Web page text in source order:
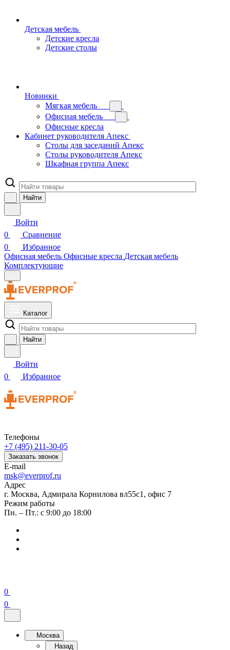
Детская мебель
Детские кресла
Детские столы
Новинки
Мягкая мебель
Офисная мебель
Офисные кресла
Кабинет руководителя Апекс
Столы для заседаний Апекс
Столы руководителя Апекс
Шкафная группа Апекс
Найти
Войти
0
Сравнение
0
Избранное
Офисная мебель Офисные кресла Детская мебель
Комплектующие
Каталог
Найти
Войти
0
Избранное
Телефоны
+7 (495) 211-30-05
Заказать звонок
E-mail
msk@everprof.ru
Адрес
г. Москва, Адмирала Корнилова вл55с1, офис 7
Режим работы
Пн. – Пт.: с 9:00 до 18:00
0
0
Москва
Назад